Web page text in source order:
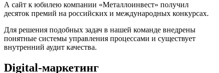
А сайт к юбилею компании «Металлоинвест» получил
десяток премий на российских и международных конкурсах.
Для решения подобных задач в нашей команде внедрены
понятные системы управления процессами и существует
внутренний аудит качества.
Digital-маркетинг